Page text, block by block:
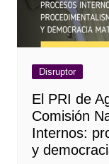
Disruptor
El PRI de
Comisión
Internos:
y